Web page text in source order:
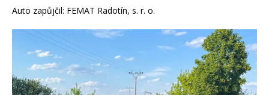
Auto zapůjčil: FEMAT Radotín, s. r. o.